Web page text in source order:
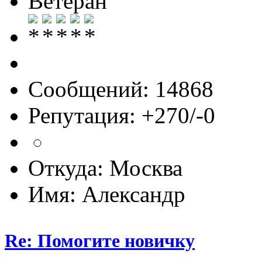
Сообщений: 14868
Репутация: +270/-0
Откуда: Москва
Имя: Александр
Re: Помогите новичку